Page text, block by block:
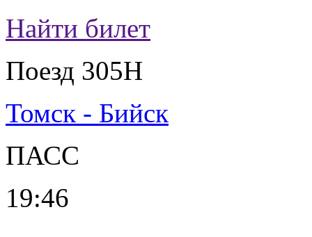
Найти билет
Поезд 305Н
Томск - Бийск
ПАСС
19:46